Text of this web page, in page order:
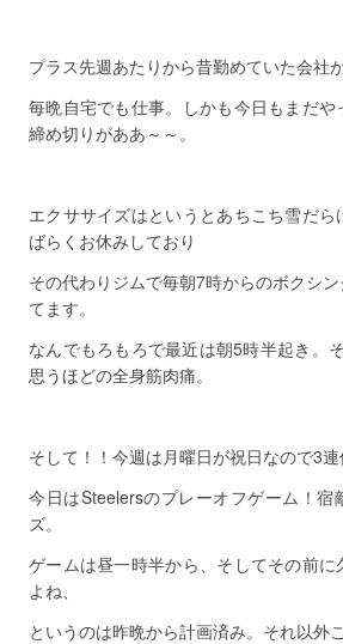
プラス先週あたりから昔勤めていた会社
毎晩自宅でも仕事。しかも今日もまだや
締め切りがああ～～。
エクササイズはというとあちこち雪だら
ばらくお休みしており
その代わりジムで毎朝7時からのボクシ
てます。
なんでもろもろで最近は朝5時半起き。
思うほどの全身筋肉痛。
そして！！今週は月曜日が祝日なので3連
今日はSteelersのプレーオフゲーム！宿
ズ。
ゲームは昼一時半から、そしてその前
よね、
というのは昨晩から計画済み。それ以外